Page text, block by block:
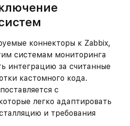
коннекторы к Zabbix,
системам мониторинга
интеграцию за считанные
кастомного кода.
с
легко адаптировать
и требования